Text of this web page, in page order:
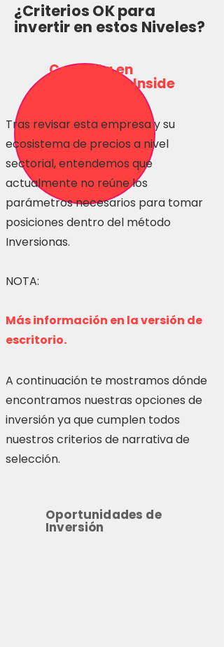
¿Criterios OK para
invertir en estos Niveles?
Consulta en
Inversionas Inside
Tras revisar esta empresa y su
ecosistema de precios a nivel
sectorial, entendemos que
actualmente no reúne los
parámetros necesarios para tomar
posiciones dentro del método
Inversionas.
NOTA:
Más información en la versión de
escritorio.
A continuación te mostramos dónde
encontramos nuestras opciones de
inversión ya que cumplen todos
nuestros criterios de narrativa de
selección.
Oportunidades de
Inversión